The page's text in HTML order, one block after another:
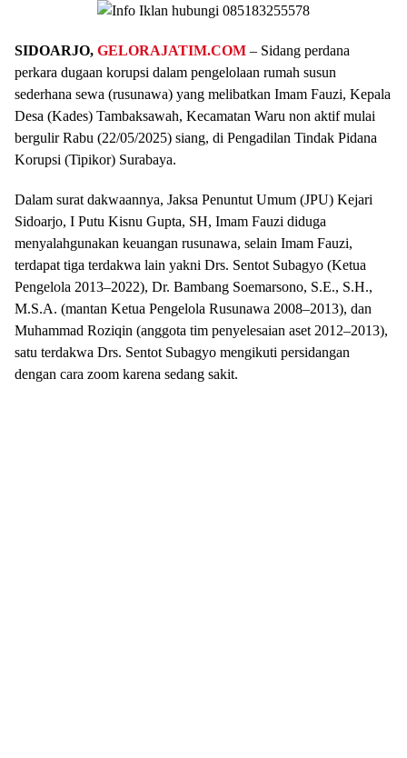
SIDOARJO, GELORAJATIM.COM – Sidang perdana
perkara dugaan korupsi dalam pengelolaan rumah susun
sederhana sewa (rusunawa) yang melibatkan Imam Fauzi, Kepala
Desa (Kades) Tambaksawah, Kecamatan Waru non aktif mulai
bergulir Rabu (22/05/2025) siang, di Pengadilan Tindak Pidana
Korupsi (Tipikor) Surabaya.
Dalam surat dakwaannya, Jaksa Penuntut Umum (JPU) Kejari
Sidoarjo, I Putu Kisnu Gupta, SH, Imam Fauzi diduga
menyalahgunakan keuangan rusunawa, selain Imam Fauzi,
terdapat tiga terdakwa lain yakni Drs. Sentot Subagyo (Ketua
Pengelola 2013–2022), Dr. Bambang Soemarsono, S.E., S.H.,
M.S.A. (mantan Ketua Pengelola Rusunawa 2008–2013), dan
Muhammad Roziqin (anggota tim penyelesaian aset 2012–2013),
satu terdakwa Drs. Sentot Subagyo mengikuti persidangan
dengan cara zoom karena sedang sakit.